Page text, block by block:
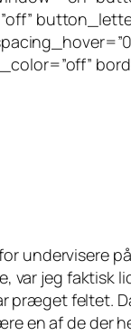
undervisere
var jeg faktisk
præget feltet.
en af de der